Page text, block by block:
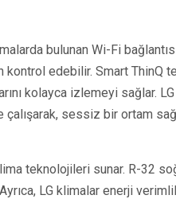
bulunan Wi-Fi
kontrol edebilir. Smart ThinQ
kolayca izlemeyi sağlar.
sessiz bir ortam
teknolojileri sunar. R-32
LG klimalar enerji